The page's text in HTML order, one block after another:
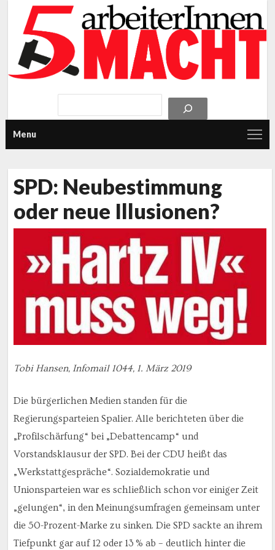
Menu
SPD: Neubestimmung
oder neue Illusionen?
Tobi Hansen, Infomail 1044, 1. März 2019
Die bürgerlichen Medien standen für die
Regierungsparteien Spalier. Alle berichteten über die
„Profilschärfung“ bei „Debattencamp“ und
Vorstandsklausur der SPD. Bei der CDU heißt das
„Werkstattgespräche“. Sozialdemokratie und
Unionsparteien war es schließlich schon vor einiger Zeit
„gelungen“, in den Meinungsumfragen gemeinsam unter
die 50-Prozent-Marke zu sinken. Die SPD sackte an ihrem
Tiefpunkt gar auf 12 oder 13 % ab – deutlich hinter die